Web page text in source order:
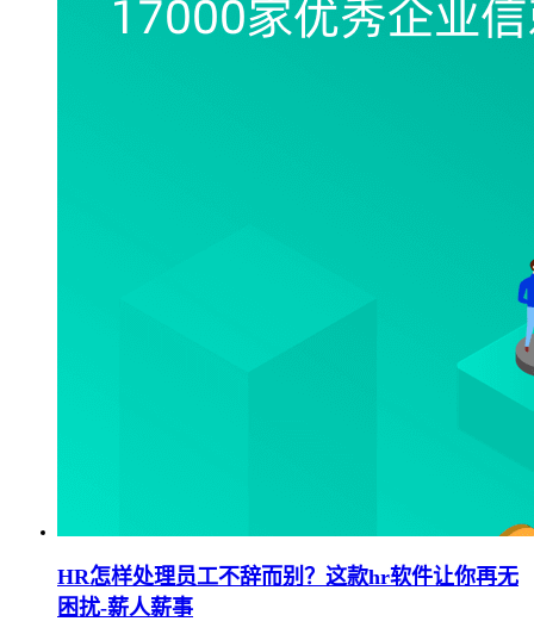
HR怎样处理员工不辞而别？这款hr软件让你再无
困扰-薪人薪事